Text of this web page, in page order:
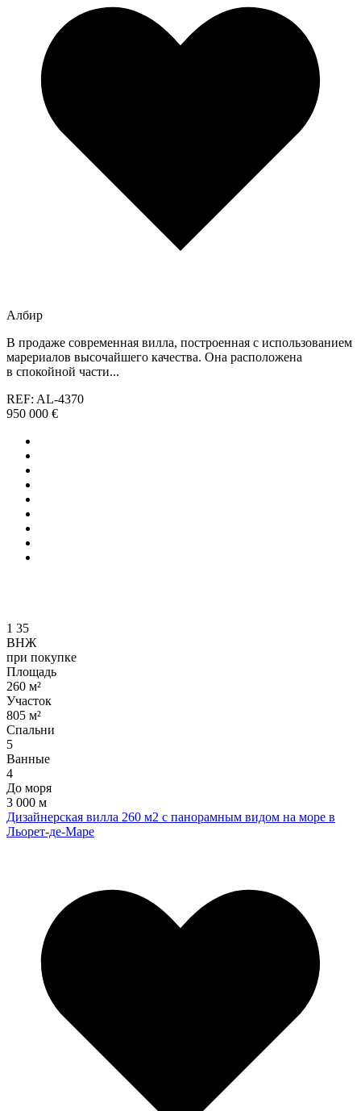
Албир
В продаже современная вилла, построенная с использованием
марериалов высочайшего качества. Она расположена
в спокойной части...
REF: AL-4370
950 000 €
1 35
ВНЖ
при покупке
Площадь
260 м²
Участок
805 м²
Спальни
5
Ванные
4
До моря
3 000 м
Дизайнерская вилла 260 м2 с панорамным видом на море в
Льорет-де-Маре